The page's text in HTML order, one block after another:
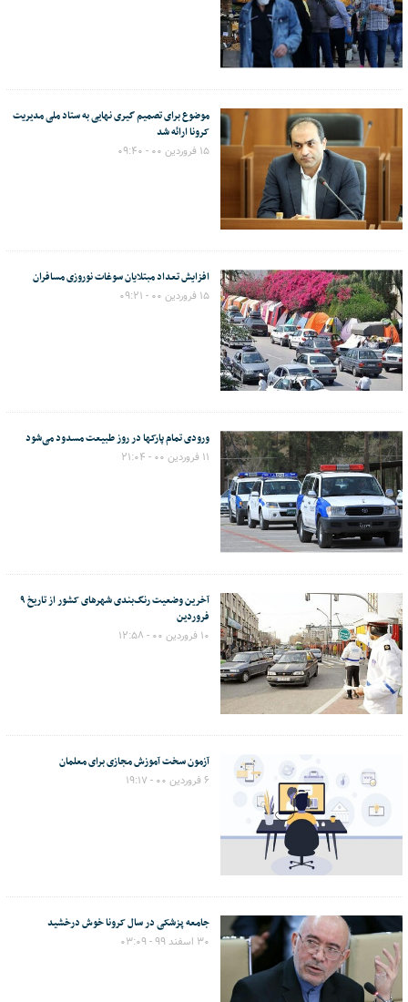
موضوع برای تصمیم گیری نهایی به ستاد ملی مدیریت
کرونا ارائه شد
۱۵ فروردین ۰۰ - ۰۹:۴۰
افزایش تعداد مبتلایان سوغات نوروزی مسافران
۱۵ فروردین ۰۰ - ۰۹:۲۱
ورودی تمام پارکها در روز طبیعت مسدود می‌شود
۱۱ فروردین ۰۰ - ۲۱:۰۴
آخرین وضعیت رنگ‌بندی شهرهای کشور از تاریخ ۹
فروردین
۱۰ فروردین ۰۰ - ۱۲:۵۸
آزمون سخت آموزش مجازی برای معلمان
۶ فروردین ۰۰ - ۱۹:۱۷
جامعه پزشکی در سال کرونا خوش درخشید
۳۰ اسفند ۹۹ - ۰۳:۰۹